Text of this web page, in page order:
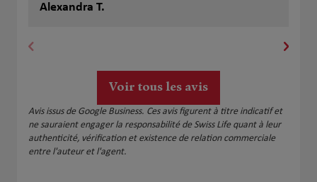
Alexandra T.
Voir tous les avis
Avis issus de Google Business. Ces avis figurent à titre indicatif et
ne sauraient engager la responsabilité de Swiss Life quant à leur
authenticité, vérification et existence de relation commerciale
entre l'auteur et l'agent.